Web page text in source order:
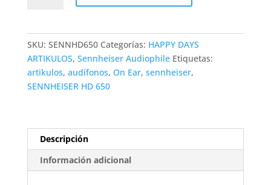
SKU: SENNHD650 Categorías: HAPPY DAYS
ARTIKULOS, Sennheiser Audiophile Etiquetas:
artikulos, audífonos, On Ear, sennheiser,
SENNHEISER HD 650
Descripción
Información adicional